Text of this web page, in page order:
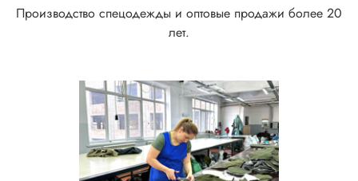
Производство спецодежды и оптовые продажи более 20
лет.